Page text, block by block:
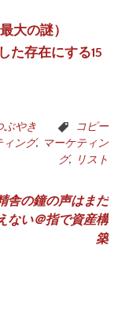
大の謎）
た存在にする15
ぶやき
コピー
ィング, マーケティン
グ, リスト
舎の鐘の声はまだ
ない＠指で資産構
築